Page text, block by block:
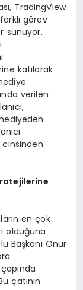
TradingView
görev
sunuyor.
katılarak
verilen
cinsinden
en çok
olduğuna
Başkanı Onur
çatının